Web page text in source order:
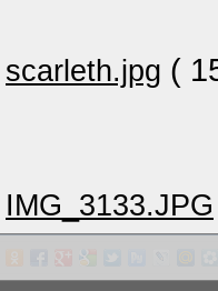
scarleth.jpg (
IMG_3133.JPG